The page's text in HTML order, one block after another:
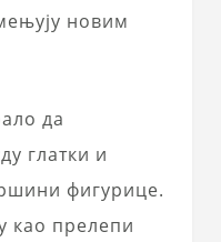
новим
да
глатки и
фигурице.
као прелепи